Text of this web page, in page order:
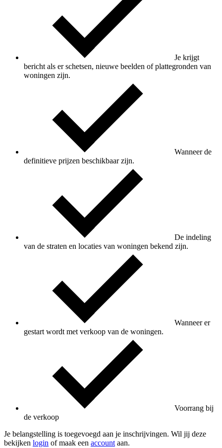
Je krijgt
bericht als er schetsen, nieuwe beelden of plattegronden van
woningen zijn.
Wanneer de
definitieve prijzen beschikbaar zijn.
De indeling
van de straten en locaties van woningen bekend zijn.
Wanneer er
gestart wordt met verkoop van de woningen.
Voorrang bij
de verkoop
Je belangstelling is toegevoegd aan je inschrijvingen. Wil jij deze
bekijken login of maak een account aan.